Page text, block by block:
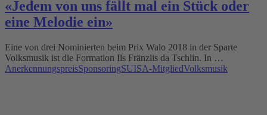
«Jedem von uns fällt mal ein Stück oder
eine Melodie ein»
Eine von drei Nominierten beim Prix Walo 2018 in der Sparte
Volksmusik ist die Formation Ils Fränzlis da Tschlin. In …
AnerkennungspreisSponsoringSUISA-MitgliedVolksmusik